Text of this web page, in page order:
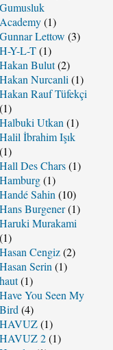
Gumusluk
Academy(1)
Gunnar Lettow (3)
H-Y-L-T(1)
Hakan Bulut(2)
Hakan Nurcanli (1)
Hakan Rauf Tüfekçi
(1)
Halbuki Utkan (1)
Halil İbrahim Işık
(1)
Hall Des Chars(1)
Hamburg(1)
Handé Sahin (10)
Hans Burgener(1)
Haruki Murakami
(1)
Hasan Cengiz(2)
Hasan Serin (1)
haut(1)
Have You Seen My
Bird (4)
HAVUZ(1)
HAVUZ 2(1)